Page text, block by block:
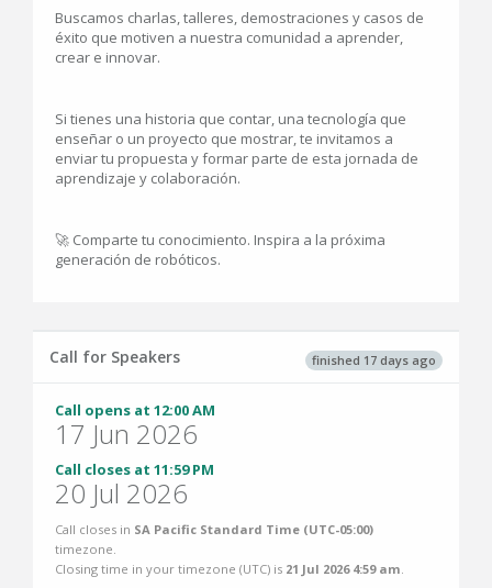
Buscamos charlas, talleres, demostraciones y casos de
éxito que motiven a nuestra comunidad a aprender,
crear e innovar.
Si tienes una historia que contar, una tecnología que
enseñar o un proyecto que mostrar, te invitamos a
enviar tu propuesta y formar parte de esta jornada de
aprendizaje y colaboración.
🚀 Comparte tu conocimiento. Inspira a la próxima
generación de robóticos.
finished 17 days ago
Call for Speakers
Call opens at 12:00 AM
17 Jun 2026
Call closes at 11:59 PM
20 Jul 2026
Call closes in SA Pacific Standard Time (UTC-05:00)
timezone.
Closing time in your timezone (UTC) is 21 Jul 2026 4:59 am.